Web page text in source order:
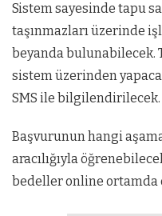
Sistem sayesinde tapu
taşınmazları üzerinde
beyanda bulunabilecek.
sistem üzerinden
SMS ile bilgilendirilecek.
Başvurunun hangi
aracılığıyla
bedeller online ortamda